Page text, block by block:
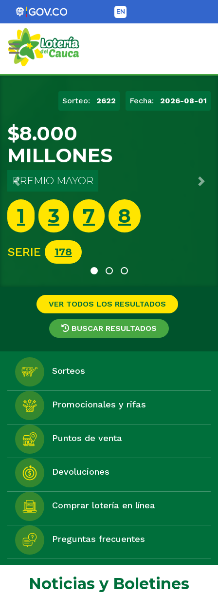
EN
Lotería del Cauca
Sorteo: 0008 Fecha: 2026-06-02
$12.000
MILLONES
EXTRAORDINARIO
8 0 1 3
SERIE 313
Previous
VER TODOS LOS RESULTADOS
BUSCAR RESULTADOS
Sorteos
Promocionales y rifas
Puntos de venta
Devoluciones
Comprar lotería en línea
Preguntas frecuentes
Noticias y Boletines